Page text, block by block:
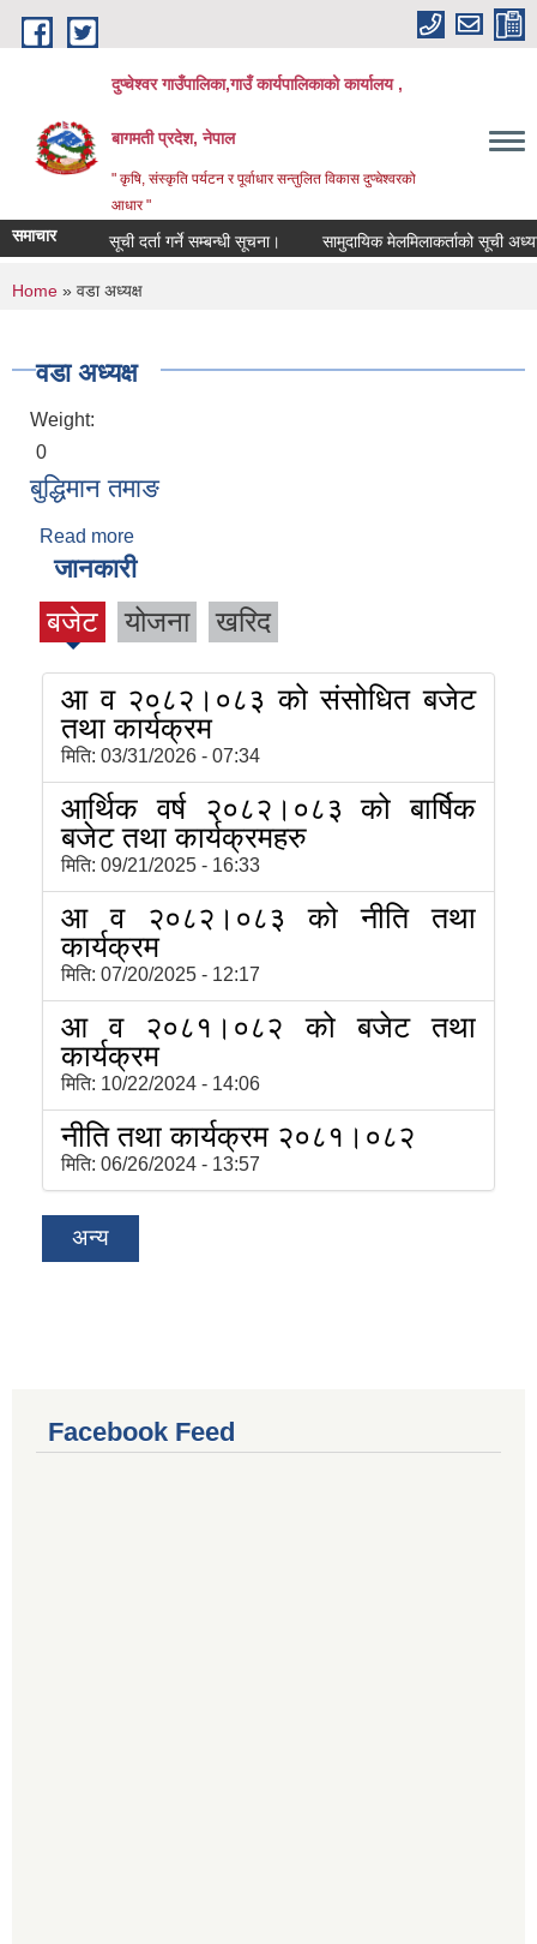
Skip to main content
दुप्चेश्वर गाउँपालिका,गाउँ कार्यपालिकाको कार्यालय ,
बागमती प्रदेश, नेपाल
" कृषि, संस्कृति पर्यटन र पूर्वाधार सन्तुलित विकास दुप्चेश्वरको
आधार "
समाचार सूची दर्ता गर्ने सम्बन्धी सूचना। सामुदायिक मेलमिलाकर्ताको सूची
You are here
Home » वडा अध्यक्ष
वडा अध्यक्ष
Weight:
0
बुद्धिमान तमाङ
Read more
जानकारी
बजेट योजना खरिद
आ व २०८२।०८३ को संसोधित बजेट
तथा कार्यक्रम
मिति: 03/31/2026 - 07:34
आर्थिक वर्ष २०८२।०८३ को बार्षिक
बजेट तथा कार्यक्रमहरु
मिति: 09/21/2025 - 16:33
आ व २०८२।०८३ को नीति तथा
कार्यक्रम
मिति: 07/20/2025 - 12:17
आ व २०८१।०८२ को बजेट तथा
कार्यक्रम
मिति: 10/22/2024 - 14:06
नीति तथा कार्यक्रम २०८१।०८२
मिति: 06/26/2024 - 13:57
अन्य
Facebook Feed